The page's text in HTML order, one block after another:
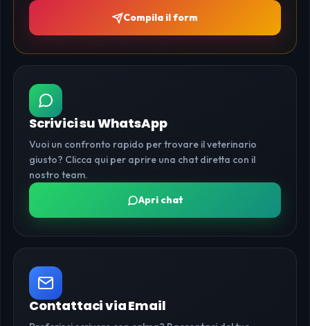
Compila il form
Scrivici su WhatsApp
Vuoi un confronto rapido per trovare il veterinario
giusto? Clicca qui per aprire una chat diretta con il
nostro team.
Apri chat
Contattaci via Email